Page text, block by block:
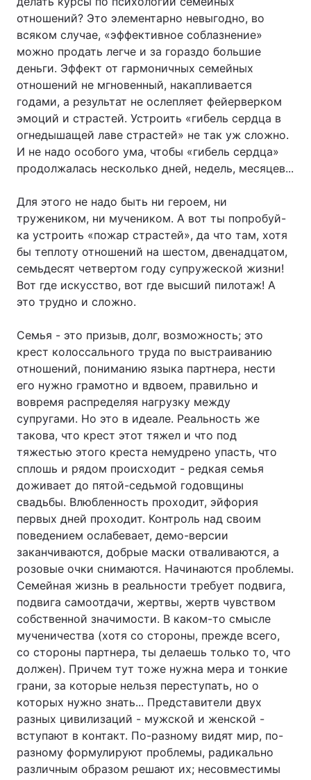
отношений? Это элементарно невыгодно, во
всяком случае, «эффективное соблазнение»
можно продать легче и за гораздо большие
деньги. Эффект от гармоничных семейных
отношений не мгновенный, накапливается
годами, а результат не ослепляет фейерверком
эмоций и страстей. Устроить «гибель сердца в
огнедышащей лаве страстей» не так уж сложно.
И не надо особого ума, чтобы «гибель сердца»
продолжалась несколько дней, недель, месяцев...
Для этого не надо быть ни героем, ни
тружеником, ни мучеником. А вот ты попробуй-
ка устроить «пожар страстей», да что там, хотя
бы теплоту отношений на шестом, двенадцатом,
семьдесят четвертом году супружеской жизни!
Вот где искусство, вот где высший пилотаж! А
это трудно и сложно.
Семья - это призыв, долг, возможность; это
крест колоссального труда по выстраиванию
отношений, пониманию языка партнера, нести
его нужно грамотно и вдвоем, правильно и
вовремя распределяя нагрузку между
супругами. Но это в идеале. Реальность же
такова, что крест этот тяжел и что под
тяжестью этого креста немудрено упасть, что
сплошь и рядом происходит - редкая семья
доживает до пятой-седьмой годовщины
свадьбы. Влюбленность проходит, эйфория
первых дней проходит. Контроль над своим
поведением ослабевает, демо-версии
заканчиваются, добрые маски отваливаются, а
розовые очки снимаются. Начинаются проблемы.
Семейная жизнь в реальности требует подвига,
подвига самоотдачи, жертвы, жертв чувством
собственной значимости. В каком-то смысле
мученичества (хотя со стороны, прежде всего,
со стороны партнера, ты делаешь только то, что
должен). Причем тут тоже нужна мера и тонкие
грани, за которые нельзя переступать, но о
которых нужно знать... Представители двух
разных цивилизаций - мужской и женской -
вступают в контакт. По-разному видят мир, по-
разному формулируют проблемы, радикально
различным образом решают их; несовместимы